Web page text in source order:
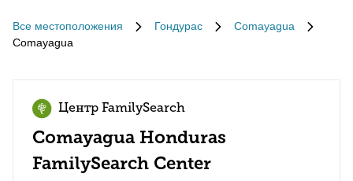
Все местоположения Гондурас
Comayagua
Comayagua
Центр FamilySearch
Comayagua Honduras
FamilySearch Center